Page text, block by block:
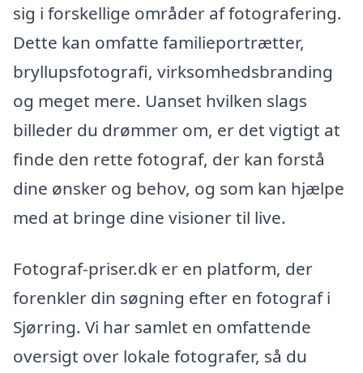
sig i forskellige områder af fotografering.
Dette kan omfatte familieportrætter,
bryllupsfotografi, virksomhedsbranding
og meget mere. Uanset hvilken slags
billeder du drømmer om, er det vigtigt at
finde den rette fotograf, der kan forstå
dine ønsker og behov, og som kan hjælpe
med at bringe dine visioner til live.
Fotograf-priser.dk er en platform, der
forenkler din søgning efter en fotograf i
Sjørring. Vi har samlet en omfattende
oversigt over lokale fotografer, så du